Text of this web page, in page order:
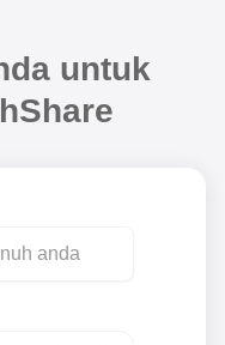
untuk